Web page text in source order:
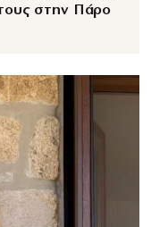
τους στην Πάρο